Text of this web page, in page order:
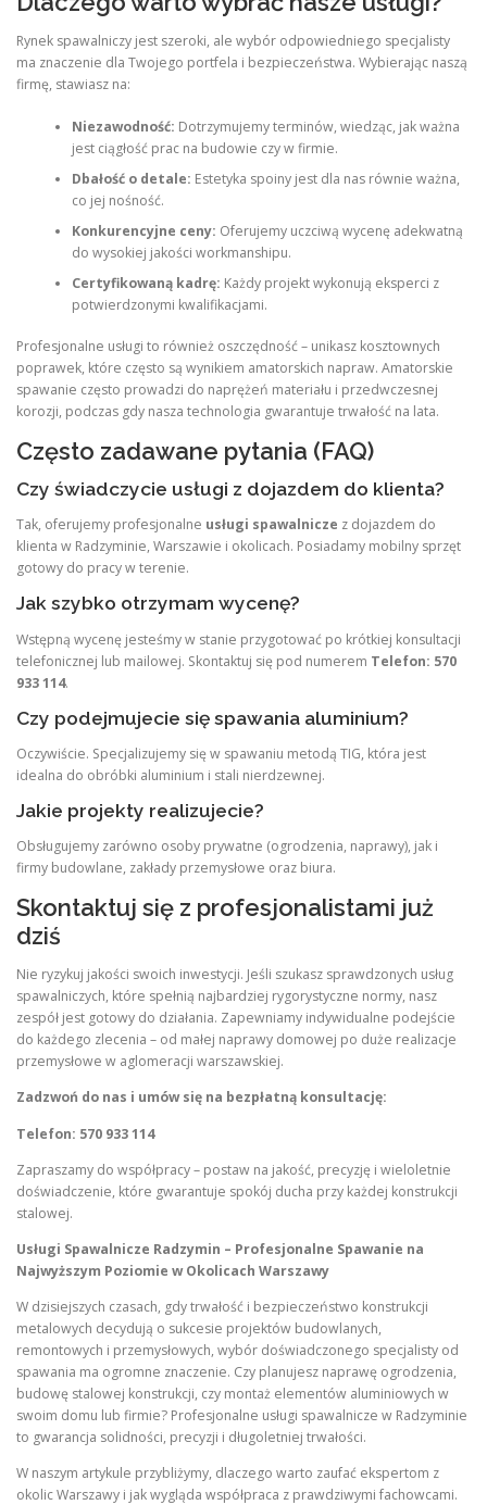
Rynek spawalniczy jest szeroki, ale wybór odpowiedniego specjalisty
ma znaczenie dla Twojego portfela i bezpieczeństwa. Wybierając naszą
firmę, stawiasz na:
Niezawodność: Dotrzymujemy terminów, wiedząc, jak ważna
jest ciągłość prac na budowie czy w firmie.
Dbałość o detale: Estetyka spoiny jest dla nas równie ważna,
co jej nośność.
Konkurencyjne ceny: Oferujemy uczciwą wycenę adekwatną
do wysokiej jakości workmanshipu.
Certyfikowaną kadrę: Każdy projekt wykonują eksperci z
potwierdzonymi kwalifikacjami.
Profesjonalne usługi to również oszczędność – unikasz kosztownych
poprawek, które często są wynikiem amatorskich napraw. Amatorskie
spawanie często prowadzi do naprężeń materiału i przedwczesnej
korozji, podczas gdy nasza technologia gwarantuje trwałość na lata.
Często zadawane pytania (FAQ)
Czy świadczycie usługi z dojazdem do klienta?
Tak, oferujemy profesjonalne usługi spawalnicze z dojazdem do
klienta w Radzyminie, Warszawie i okolicach. Posiadamy mobilny sprzęt
gotowy do pracy w terenie.
Jak szybko otrzymam wycenę?
Wstępną wycenę jesteśmy w stanie przygotować po krótkiej konsultacji
telefonicznej lub mailowej. Skontaktuj się pod numerem Telefon: 570
933 114.
Czy podejmujecie się spawania aluminium?
Oczywiście. Specjalizujemy się w spawaniu metodą TIG, która jest
idealna do obróbki aluminium i stali nierdzewnej.
Jakie projekty realizujecie?
Obsługujemy zarówno osoby prywatne (ogrodzenia, naprawy), jak i
firmy budowlane, zakłady przemysłowe oraz biura.
Skontaktuj się z profesjonalistami już
dziś
Nie ryzykuj jakości swoich inwestycji. Jeśli szukasz sprawdzonych usług
spawalniczych, które spełnią najbardziej rygorystyczne normy, nasz
zespół jest gotowy do działania. Zapewniamy indywidualne podejście
do każdego zlecenia – od małej naprawy domowej po duże realizacje
przemysłowe w aglomeracji warszawskiej.
Zadzwoń do nas i umów się na bezpłatną konsultację:
Telefon: 570 933 114
Zapraszamy do współpracy – postaw na jakość, precyzję i wieloletnie
doświadczenie, które gwarantuje spokój ducha przy każdej konstrukcji
stalowej.
Usługi Spawalnicze Radzymin – Profesjonalne Spawanie na
Najwyższym Poziomie w Okolicach Warszawy
W dzisiejszych czasach, gdy trwałość i bezpieczeństwo konstrukcji
metalowych decydują o sukcesie projektów budowlanych,
remontowych i przemysłowych, wybór doświadczonego specjalisty od
spawania ma ogromne znaczenie. Czy planujesz naprawę ogrodzenia,
budowę stalowej konstrukcji, czy montaż elementów aluminiowych w
swoim domu lub firmie? Profesjonalne usługi spawalnicze w Radzyminie
to gwarancja solidności, precyzji i długoletniej trwałości.
W naszym artykule przybliżymy, dlaczego warto zaufać ekspertom z
okolic Warszawy i jak wygląda współpraca z prawdziwymi fachowcami.